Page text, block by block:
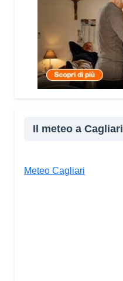
Il meteo a Cagliari
Meteo Cagliari